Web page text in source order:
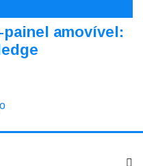
amovível: